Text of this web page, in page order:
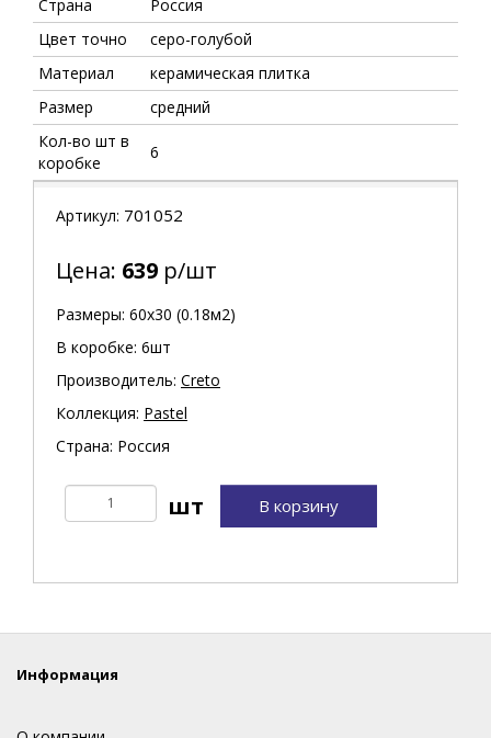
Страна
Россия
Цвет точно
серо-голубой
Материал
керамическая плитка
Размер
средний
Кол-во шт в
коробке
6
Артикул: 701052
Цена: 639 р/шт
Размеры: 60х30 (0.18м2)
В коробке: 6шт
Производитель: Creto
Коллекция: Pastel
Страна: Россия
В корзину
Информация